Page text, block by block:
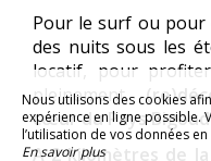
Pour le surf ou pour
des nuits sous les
locatif, pour
pleinement,
cœur du Pays
A 2 kilomètres de la
Nous utilisons des cookies
expérience en ligne possible.
l’utilisation de vos données
En savoir plus